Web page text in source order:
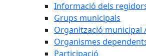
Informació dels
Grups municipals
Organització municipal
Organismes
Participació